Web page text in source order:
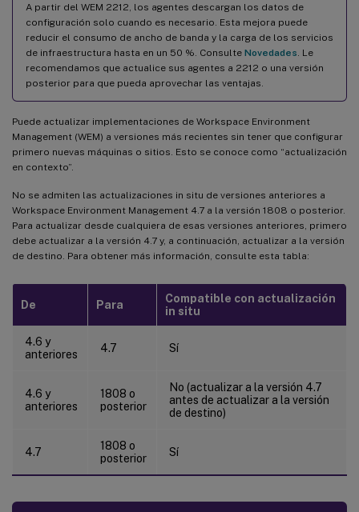
A partir del WEM 2212, los agentes descargan los datos de
configuración solo cuando es necesario. Esta mejora puede
reducir el consumo de ancho de banda y la carga de los servicios
de infraestructura hasta en un 50 %. Consulte Novedades . Le
recomendamos que actualice sus agentes a 2212 o una versión
posterior para que pueda aprovechar las ventajas.
Puede actualizar implementaciones de Workspace Environment
Management (WEM) a versiones más recientes sin tener que configurar
primero nuevas máquinas o sitios. Esto se conoce como “actualización
en contexto”.
No se admiten las actualizaciones in situ de versiones anteriores a
Workspace Environment Management 4.7 a la versión 1808 o posterior.
Para actualizar desde cualquiera de esas versiones anteriores, primero
debe actualizar a la versión 4.7 y, a continuación, actualizar a la versión
de destino. Para obtener más información, consulte esta tabla:
De Para
Compatible con actualización
in situ
4.6 y
anteriores
4.7 Sí
4.6 y
anteriores
1808 o
posterior
No (actualizar a la versión 4.7
antes de actualizar a la versión
de destino)
4.7
1808 o
posterior
Sí